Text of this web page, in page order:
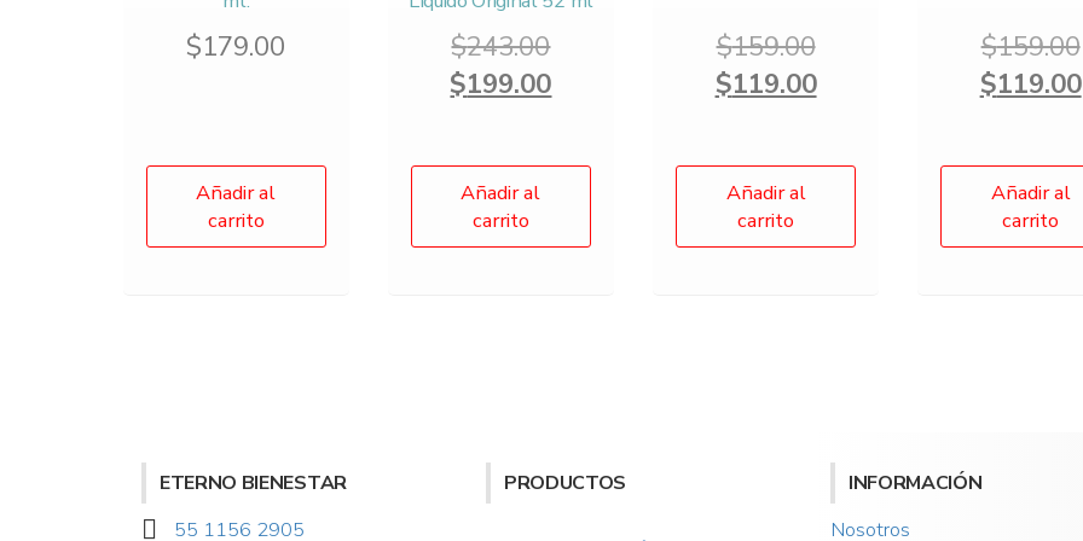
$179.00
Añadir al
carrito
$243.00Original
price
$243.00.
$199.00Current
is:
Añadir al
carrito
$159.00Original
price
$159.00.
$119.00Current
is:
Añadir al
carrito
$159.00
$119.00
Añadir al
carrito
ETERNO BIENESTAR
55 1156 2905
PRODUCTOS INFORMACIÓN
Nosotros